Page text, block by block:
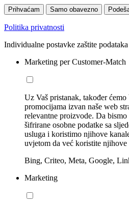
Prihvaćam Samo obavezno
Politika privatnosti
Individualne postavke zaštite podataka
Marketing per Customer-Match
Uz Vaš pristanak, također
promocijama izvan naše web
relevantne proizvode. Da
šifrirane osobne podatke sa
usluga i koristimo njihove
uvjetom da već koristite njihove
Bing, Criteo, Meta, Google,
Marketing